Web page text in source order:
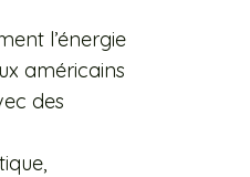
l’énergie
américains
des